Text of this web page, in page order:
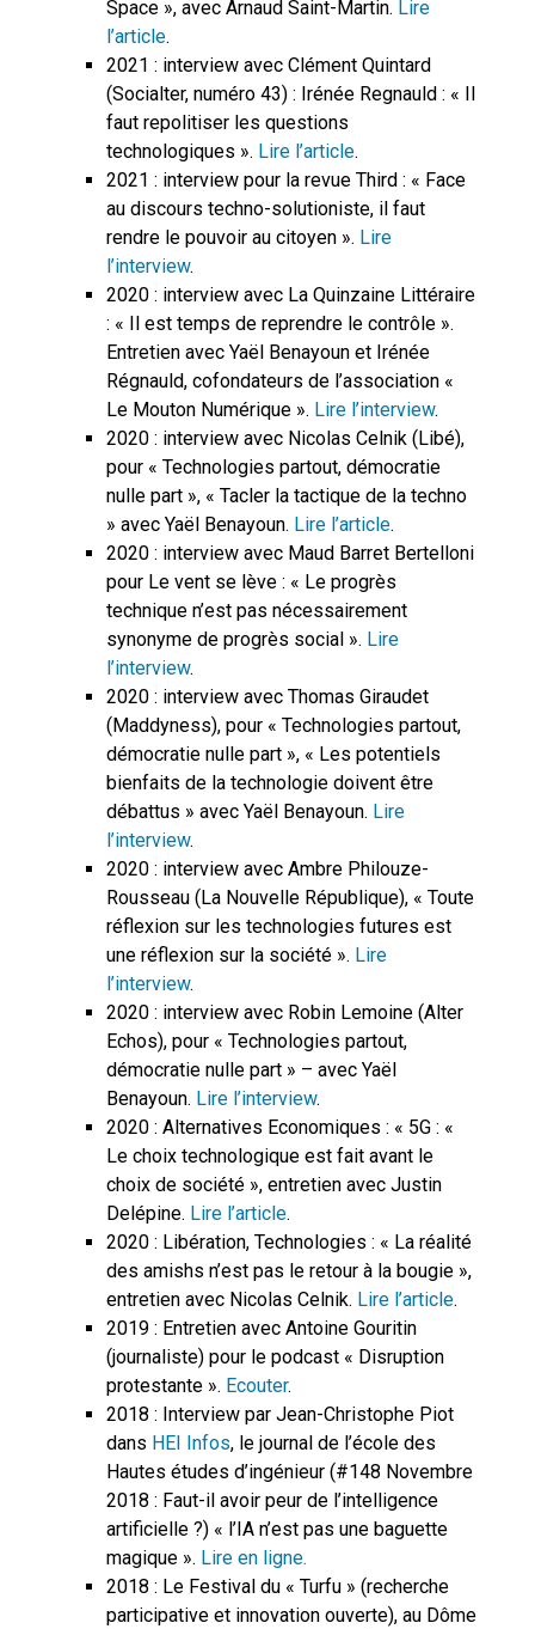
Space », avec Arnaud Saint-Martin. Lire
l’article.
2021 : interview avec Clément Quintard
(Socialter, numéro 43) : Irénée Regnauld : « Il
faut repolitiser les questions
technologiques ». Lire l’article.
2021 : interview pour la revue Third : « Face
au discours techno-solutioniste, il faut
rendre le pouvoir au citoyen ». Lire
l’interview.
2020 : interview avec La Quinzaine Littéraire
: « Il est temps de reprendre le contrôle ».
Entretien avec Yaël Benayoun et Irénée
Régnauld, cofondateurs de l’association «
Le Mouton Numérique ». Lire l’interview.
2020 : interview avec Nicolas Celnik (Libé),
pour « Technologies partout, démocratie
nulle part », « Tacler la tactique de la techno
» avec Yaël Benayoun. Lire l’article.
2020 : interview avec Maud Barret Bertelloni
pour Le vent se lève : « Le progrès
technique n’est pas nécessairement
synonyme de progrès social ». Lire
l’interview.
2020 : interview avec Thomas Giraudet
(Maddyness), pour « Technologies partout,
démocratie nulle part », « Les potentiels
bienfaits de la technologie doivent être
débattus » avec Yaël Benayoun. Lire
l’interview.
2020 : interview avec Ambre Philouze-
Rousseau (La Nouvelle République), « Toute
réflexion sur les technologies futures est
une réflexion sur la société ». Lire
l’interview.
2020 : interview avec Robin Lemoine (Alter
Echos), pour « Technologies partout,
démocratie nulle part » – avec Yaël
Benayoun. Lire l’interview.
2020 : Alternatives Economiques : « 5G : «
Le choix technologique est fait avant le
choix de société », entretien avec Justin
Delépine. Lire l’article.
2020 : Libération, Technologies : « La réalité
des amishs n’est pas le retour à la bougie »,
entretien avec Nicolas Celnik. Lire l’article.
2019 : Entretien avec Antoine Gouritin
(journaliste) pour le podcast « Disruption
protestante ». Ecouter.
2018 : Interview par Jean-Christophe Piot
dans HEI Infos, le journal de l’école des
Hautes études d’ingénieur (#148 Novembre
2018 : Faut-il avoir peur de l’intelligence
artificielle ?) « l’IA n’est pas une baguette
magique ». Lire en ligne.
2018 : Le Festival du « Turfu » (recherche
participative et innovation ouverte), au Dôme